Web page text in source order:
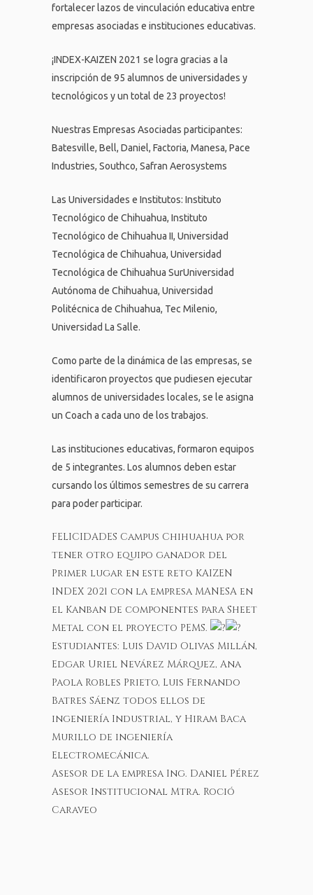
fortalecer lazos de vinculación educativa entre
empresas asociadas e instituciones educativas.
¡INDEX-KAIZEN 2021 se logra gracias a la
inscripción de 95 alumnos de universidades y
tecnológicos y un total de 23 proyectos!
Nuestras Empresas Asociadas participantes:
Batesville, Bell, Daniel, Factoria, Manesa, Pace
Industries, Southco, Safran Aerosystems
Las Universidades e Institutos: Instituto
Tecnológico de Chihuahua, Instituto
Tecnológico de Chihuahua II, Universidad
Tecnológica de Chihuahua, Universidad
Tecnológica de Chihuahua SurUniversidad
Autónoma de Chihuahua, Universidad
Politécnica de Chihuahua, Tec Milenio,
Universidad La Salle.
Como parte de la dinámica de las empresas, se
identificaron proyectos que pudiesen ejecutar
alumnos de universidades locales, se le asigna
un Coach a cada uno de los trabajos.
Las instituciones educativas, formaron equipos
de 5 integrantes. Los alumnos deben estar
cursando los últimos semestres de su carrera
para poder participar.
FELICIDADES Campus Chihuahua por
tener otro equipo ganador del
Primer lugar en este reto KAIZEN
INDEX 2021 con la empresa MANESA en
el Kanban de componentes para Sheet
Metal con el proyecto PEMS.
Estudiantes: Luis David Olivas Millán,
Edgar Uriel Nevárez Márquez, Ana
Paola Robles Prieto, Luis Fernando
Batres Sáenz todos ellos de
ingeniería Industrial, y Hiram Baca
Murillo de ingeniería
Electromecánica.
Asesor de la empresa Ing. Daniel Pérez
Asesor Institucional Mtra. Roció
Caraveo